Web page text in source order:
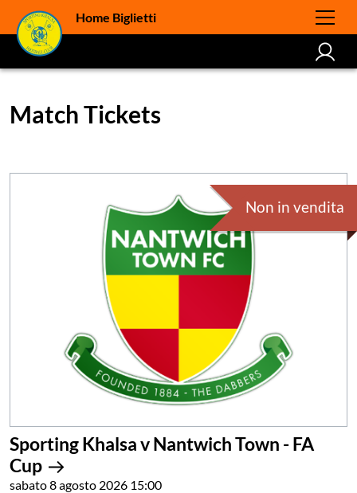
Home Biglietti
Match Tickets
Non in vendita
Sporting Khalsa v Nantwich Town - FA
Cup
sabato 8 agosto 2026 15:00